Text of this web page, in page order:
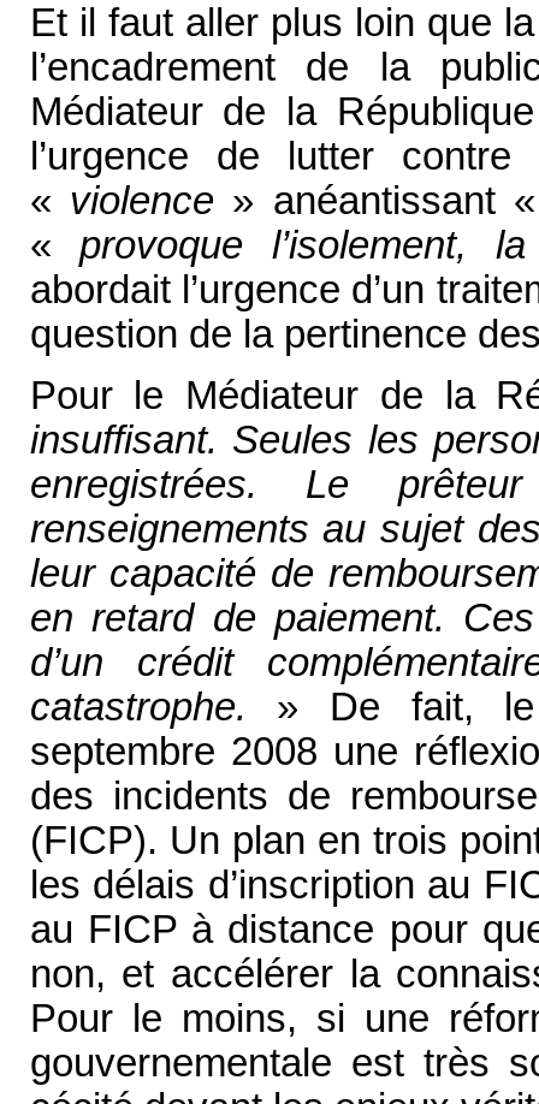
Et il faut aller plus loin que
l’encadrement de la
Médiateur de la
l’urgence de lutter
« violence» anéantissant
«provoque l’isolement,
abordait l’urgence d’un
question de la pertinence
Pour le Médiateur de la
insuffisant. Seules les
enregistrées. Le
renseignements au sujet
leur capacité de
en retard de paiement.
d’un crédit
catastrophe. » De fait, le
septembre 2008 une
des incidents de
(FICP). Un plan en trois
les délais d’inscription au
au FICP à distance pour
non, et accélérer la
Pour le moins, si une
gouvernementale est très